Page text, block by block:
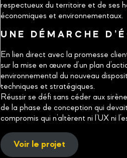
respectueux du territoire et de ses
économiques et environnementaux.
UNE DÉMARCHE
En lien direct avec la promesse
sur la mise en œuvre d’un plan
environnemental du nouveau
techniques et stratégiques.
Réussir se défi sans céder aux
de la phase de conception qui
compromis qui n’altèrent ni l’UX ni
Voir le projet